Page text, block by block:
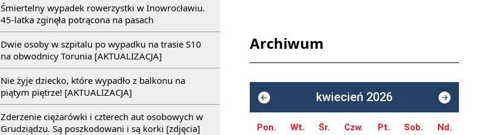
Śmiertelny wypadek rowerzystki w Inowrocławiu.
45-latka zginęła potrącona na pasach
Dwie osoby w szpitalu po wypadku na trasie S10
na obwodnicy Torunia [AKTUALIZACJA]
Nie żyje dziecko, które wypadło z balkonu na
piątym piętrze! [AKTUALIZACJA]
Zderzenie ciężarówki i czterech aut osobowych w
Grudziądzu. Są poszkodowani i są korki [zdjęcia]
Archiwum
kwiecień 2026
Pon. Wt. Śr. Czw. Pt. Sob. Nd.